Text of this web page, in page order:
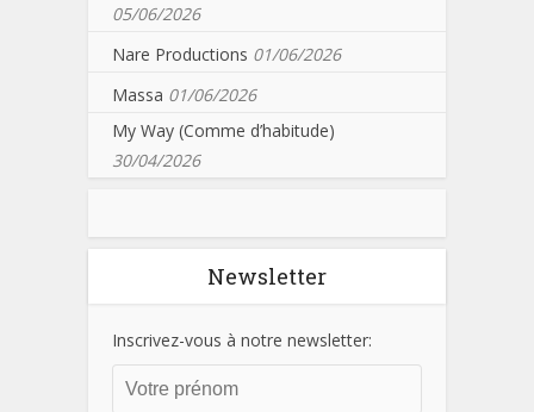
05/06/2026
Nare Productions 01/06/2026
Massa 01/06/2026
My Way (Comme d’habitude)
30/04/2026
Newsletter
Inscrivez-vous à notre newsletter: